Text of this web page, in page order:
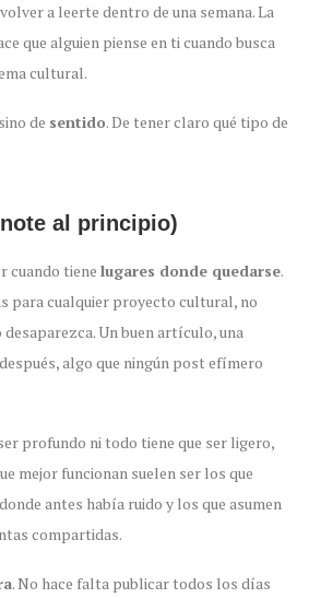
a leerte dentro de una semana. La
que alguien piense en ti cuando busca
cultural.
de sentido. De tener claro qué tipo de
al principio)
cuando tiene lugares donde quedarse.
para cualquier proyecto cultural, no
Un buen artículo, una
algo que ningún post efímero
profundo ni todo tiene que ser ligero,
mejor funcionan suelen ser los que
antes había ruido y los que asumen
compartidas.
. No hace falta publicar todos los días